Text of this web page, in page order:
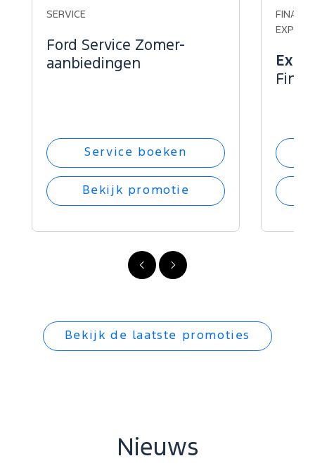
Volgende
Vorige
SERVICE
Ford Service Zomer-
aanbiedingen
Service boeken
Bekijk promotie
Bekijk de laatste promoties
Nieuws